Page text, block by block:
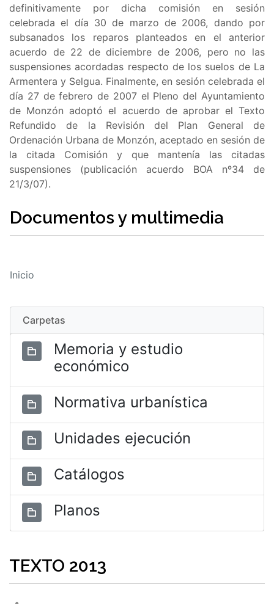
definitivamente por dicha comisión en sesión
celebrada el día 30 de marzo de 2006, dando por
subsanados los reparos planteados en el anterior
acuerdo de 22 de diciembre de 2006, pero no las
suspensiones acordadas respecto de los suelos de La
Armentera y Selgua. Finalmente, en sesión celebrada el
día 27 de febrero de 2007 el Pleno del Ayuntamiento
de Monzón adoptó el acuerdo de aprobar el Texto
Refundido de la Revisión del Plan General de
Ordenación Urbana de Monzón, aceptado en sesión de
la citada Comisión y que mantenía las citadas
suspensiones (publicación acuerdo BOA nº34 de
21/3/07).
Documentos y multimedia
Inicio
Carpetas
Memoria y estudio
económico
Normativa urbanística
Unidades ejecución
Catálogos
Planos
TEXTO 2013